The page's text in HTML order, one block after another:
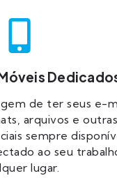
de ter seus e-
arquivos e outras
sempre
ao seu
lugar.